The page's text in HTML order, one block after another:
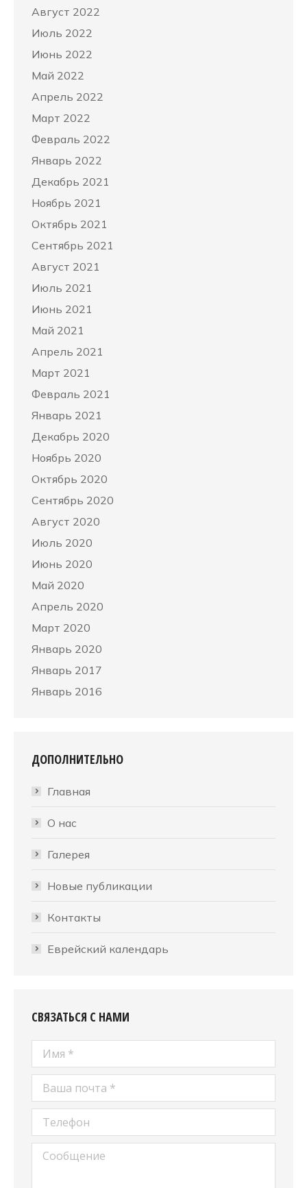
Август 2022
Июль 2022
Июнь 2022
Май 2022
Апрель 2022
Март 2022
Февраль 2022
Январь 2022
Декабрь 2021
Ноябрь 2021
Октябрь 2021
Сентябрь 2021
Август 2021
Июль 2021
Июнь 2021
Май 2021
Апрель 2021
Март 2021
Февраль 2021
Январь 2021
Декабрь 2020
Ноябрь 2020
Октябрь 2020
Сентябрь 2020
Август 2020
Июль 2020
Июнь 2020
Май 2020
Апрель 2020
Март 2020
Январь 2020
Январь 2017
Январь 2016
ДОПОЛНИТЕЛЬНО
Главная
О нас
Галерея
Новые публикации
Контакты
Еврейский календарь
СВЯЗАТЬСЯ С НАМИ
Имя *
Ваша почта *
Телефон
Сообщение